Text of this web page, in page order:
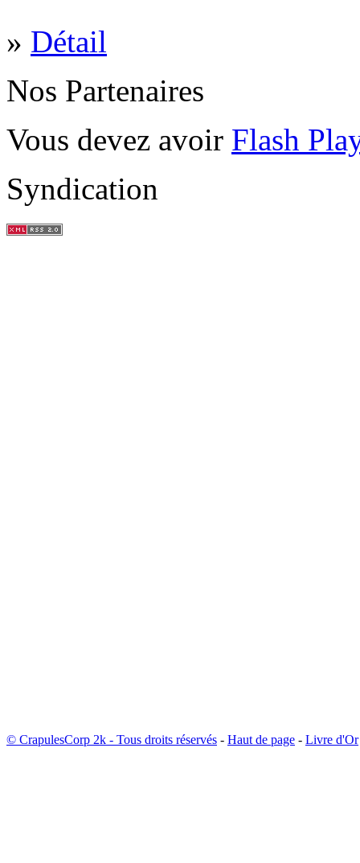
» Détail
Nos Partenaires
Vous devez avoir Flash
Syndication
© CrapulesCorp 2k - Tous droits réservés - Haut de page - Livre d'Or